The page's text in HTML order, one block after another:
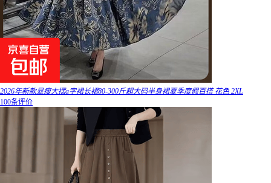
2026年新款显瘦大摆a字裙长裙80-300斤超大码半身裙夏季度假百搭 花色 2XL
100条评价